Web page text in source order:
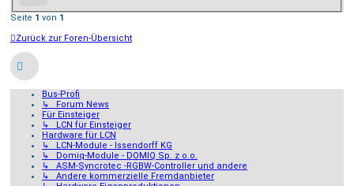
Seite 1 von 1
Zurück zur Foren-Übersicht
Bus-Profi
↳ Forum News
Für Einsteiger
↳ LCN für Einsteiger
Hardware für LCN
↳ LCN-Module - Issendorff KG
↳ Domiq-Module - DOMIQ Sp. z o.o.
↳ ASM-Syncrotec -RGBW-Controller und andere
↳ Andere kommerzielle Fremdanbieter